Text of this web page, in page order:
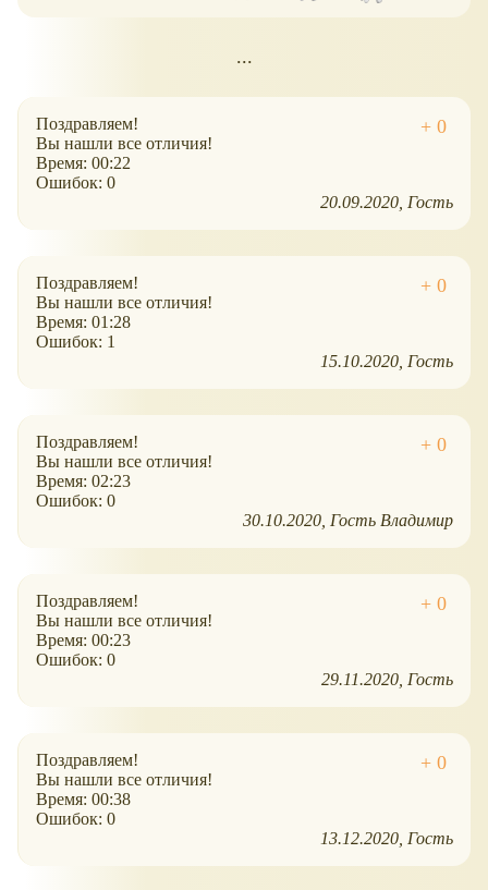
...
Поздравляем!
Вы нашли все отличия!
Время: 00:22
Ошибок: 0
20.09.2020 Гость
Поздравляем!
Вы нашли все отличия!
Время: 01:28
Ошибок: 1
15.10.2020 Гость
Поздравляем!
Вы нашли все отличия!
Время: 02:23
Ошибок: 0
30.10.2020 Гость Владимир
Поздравляем!
Вы нашли все отличия!
Время: 00:23
Ошибок: 0
29.11.2020 Гость
Поздравляем!
Вы нашли все отличия!
Время: 00:38
Ошибок: 0
13.12.2020 Гость